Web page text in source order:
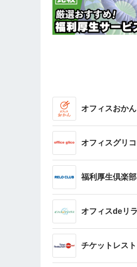
オフィスおかん
オフィスグリコ
福利厚生倶楽部
オフィスdeリ
チケットレス